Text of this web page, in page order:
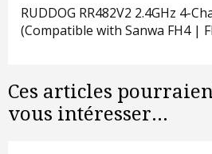
RUDDOG RR482V2 2.4GHz 4-
(Compatible with Sanwa FH4 |
Ces articles
vous intéresser...